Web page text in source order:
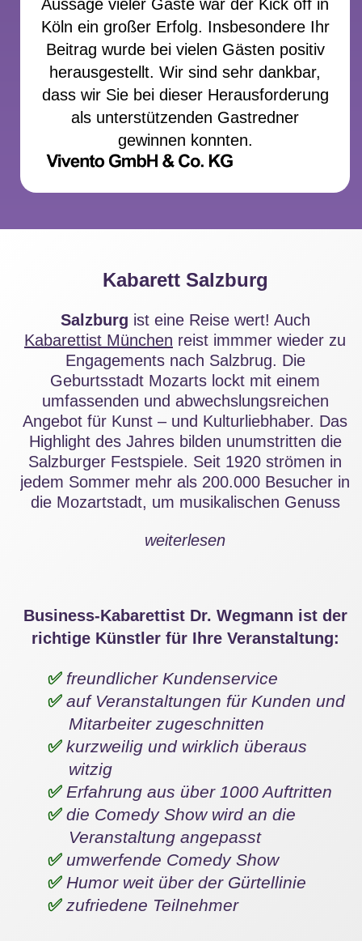
Aussage vieler Gäste war der Kick off in
Köln ein großer Erfolg. Insbesondere Ihr
Beitrag wurde bei vielen Gästen positiv
herausgestellt. Wir sind sehr dankbar,
dass wir Sie bei dieser Herausforderung
als unterstützenden Gastredner
gewinnen konnten.
Kabarett Salzburg
Salzburg ist eine Reise wert! Auch
Kabarettist München reist immmer wieder zu
Engagements nach Salzbrug. Die
Geburtsstadt Mozarts lockt mit einem
umfassenden und abwechslungsreichen
Angebot für Kunst – und Kulturliebhaber. Das
Highlight des Jahres bilden unumstritten die
Salzburger Festspiele. Seit 1920 strömen in
jedem Sommer mehr als 200.000 Besucher in
die Mozartstadt, um musikalischen Genuss
das Schauspiel ,,Jedermann“ von Hugo von
Künstler und ein einzigartiges Arrangement
von Tradition und Moderne machen jede der
Erlebnis. Aber auch abseits der großen
Bühne kommen Besucher voll auf ihre
Kosten. Ein Bummel durch die Salzburger
Altstadt bedeutet gleichzeitig die Besichtigung
eines von der UNESCO ausgezeichneten
Kulturerbes. Hauptanlaufpunkt ist hier die
Getreidegasse, die das Geburtshaus des
Komponisten Wolfgang Amadeus Mozarts
beherbergt. Wer die Präsenz des berühmten
Künstlers in seiner Geburtsstadt voll
auskosten will, darf sich auch den
Mozartplatz mit dem Denkmal für den
weiterlesen
Business-Kabarettist Dr. Wegmann ist der
richtige Künstler für Ihre Veranstaltung:
freundlicher Kundenservice
auf Veranstaltungen für Kunden und
Mitarbeiter zugeschnitten
kurzweilig und wirklich überaus
witzig
Erfahrung aus über 1000 Auftritten
die Comedy Show wird an die
Veranstaltung angepasst
umwerfende Comedy Show
Humor weit über der Gürtellinie
zufriedene Teilnehmer